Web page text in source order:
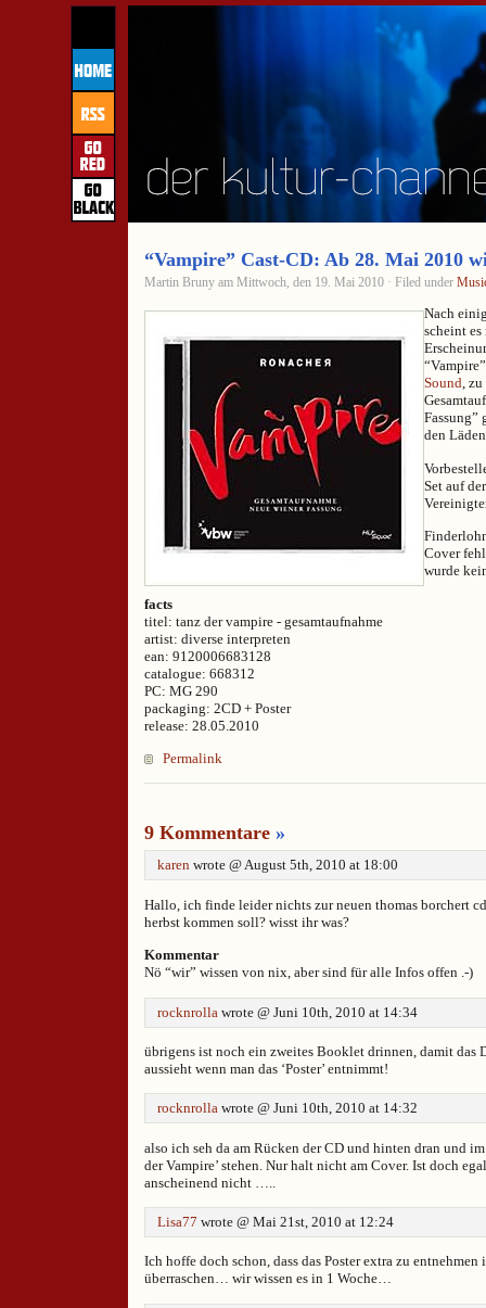
“Vampire” Cast-CD: Ab 28. Mai 2010
Martin Bruny am Mittwoch, den 19. Mai 2010 · Filed under
Nach
scheint
Sound, zu
Fassung”
den
Set auf
Cover
wurde
facts
titel: tanz der vampire - gesamtaufnahme
artist: diverse interpreten
ean: 9120006683128
catalogue: 668312
PC: MG 290
packaging: 2CD + Poster
release: 28.05.2010
Permalink
9 Kommentare »
karen wrote @ August 5th, 2010 at 18:00
Hallo, ich finde leider nichts zur neuen thomas borchert
herbst kommen soll? wisst ihr was?
Kommentar
Nö “wir” wissen von nix, aber sind für alle Infos offen .-)
rocknrolla wrote @ Juni 10th, 2010 at 14:34
übrigens ist noch ein zweites Booklet drinnen, damit das
aussieht wenn man das ‘Poster’ entnimmt!
rocknrolla wrote @ Juni 10th, 2010 at 14:32
also ich seh da am Rücken der CD und hinten dran und
der Vampire’ stehen. Nur halt nicht am Cover. Ist doch
anscheinend nicht …..
Lisa77 wrote @ Mai 21st, 2010 at 12:24
Ich hoffe doch schon, dass das Poster extra zu entnehmen
überraschen… wir wissen es in 1 Woche…